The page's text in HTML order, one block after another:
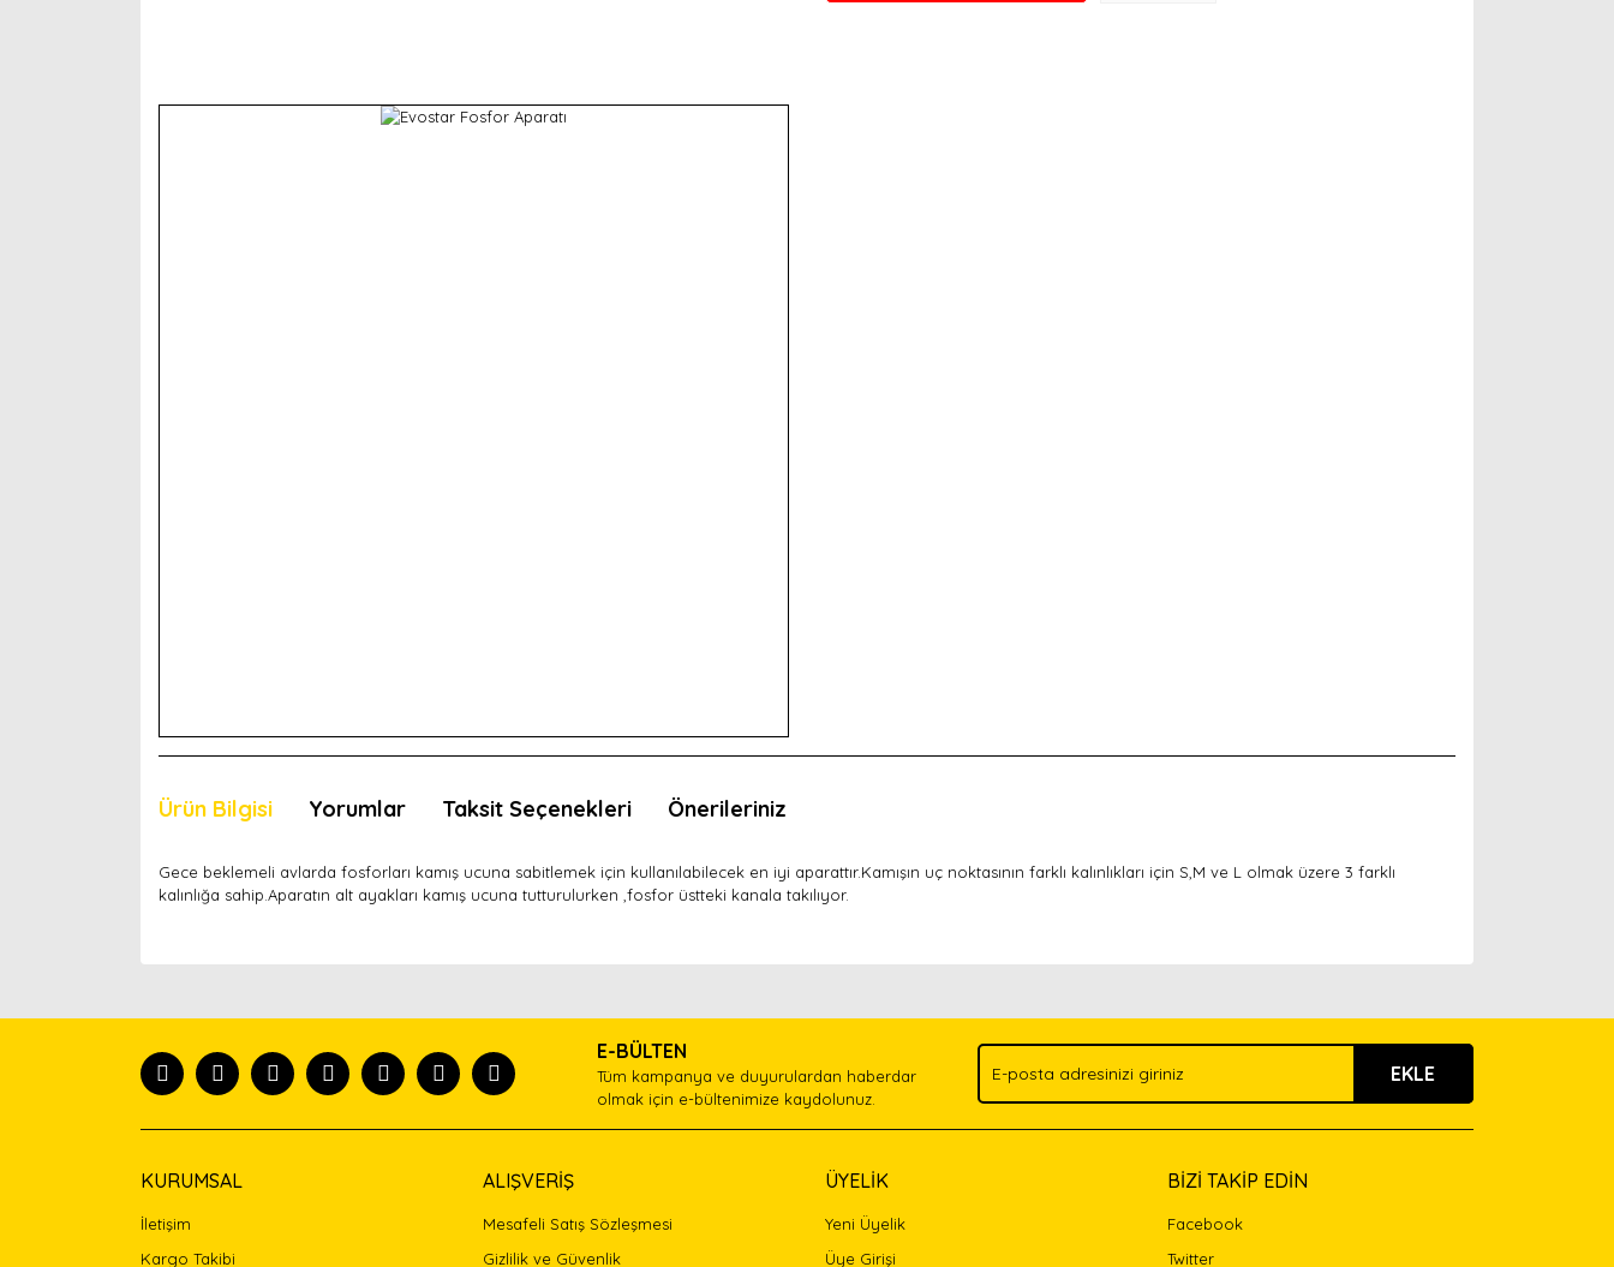
Ürün Bilgisi Yorumlar Taksit Seçenekleri Önerileriniz
Gece beklemeli avlarda fosforları kamış ucuna sabitlemek için kullanılabilecek en iyi aparattır.Kamışın uç noktasının farklı kalınlıkları için S,M ve L olmak üzere 3 farklı
kalınlığa sahip.Aparatın alt ayakları kamış ucuna tutturulurken ,fosfor üstteki kanala takılıyor.
Ürün açıklamasında eksik bilgiler bulunuyor.
Bu ürüne benzer farklı alternatifler olmalı.
E-BÜLTEN
Tüm kampanya ve duyurulardan haberdar
olmak için e-bültenimize kaydolunuz.
EKLE
KURUMSAL
İletişim
Kargo Takibi
ALIŞVERİŞ
Mesafeli Satış Sözleşmesi
Gizlilik ve Güvenlik
ÜYELİK
Yeni Üyelik
Üye Girişi
BİZİ TAKİP EDİN
Facebook
Twitter